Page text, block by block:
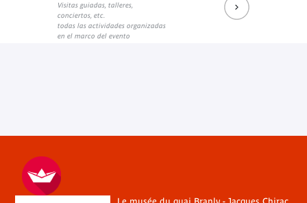
Prochains rendez-vous du salon de lecture JK
Enlace externo
Réécouter les dernières rencontres
Visitas guiadas, talleres,
conciertos, etc.
todas las actividades organizadas
en el marco del evento